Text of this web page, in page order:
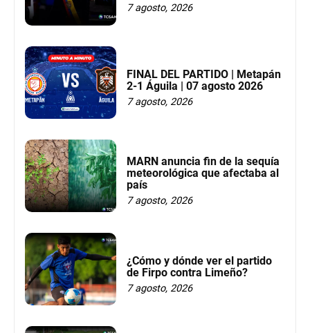
7 agosto, 2026
FINAL DEL PARTIDO | Metapán
2-1 Águila | 07 agosto 2026
7 agosto, 2026
MARN anuncia fin de la sequía
meteorológica que afectaba al
país
7 agosto, 2026
¿Cómo y dónde ver el partido
de Firpo contra Limeño?
7 agosto, 2026